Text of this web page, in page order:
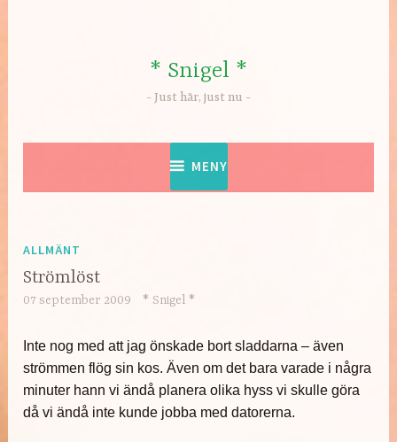
* Snigel *
Just här, just nu
MENY
ALLMÄNT
Strömlöst
07 september 2009 * Snigel *
Inte nog med att jag önskade bort sladdarna – även
strömmen flög sin kos. Även om det bara varade i några
minuter hann vi ändå planera olika hyss vi skulle göra
då vi ändå inte kunde jobba med datorerna.